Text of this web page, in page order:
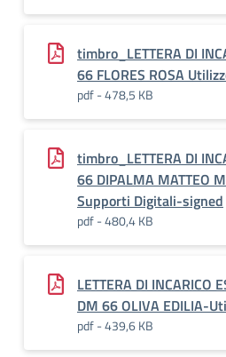
timbro_LETTERA DI
66 FLORES ROSA
pdf - 478,5 KB
timbro_LETTERA DI
66 DIPALMA MATTEO
Supporti Digitali-signed
pdf - 480,4 KB
LETTERA DI INCARICO
DM 66 OLIVA EDILIA-
pdf - 439,6 KB